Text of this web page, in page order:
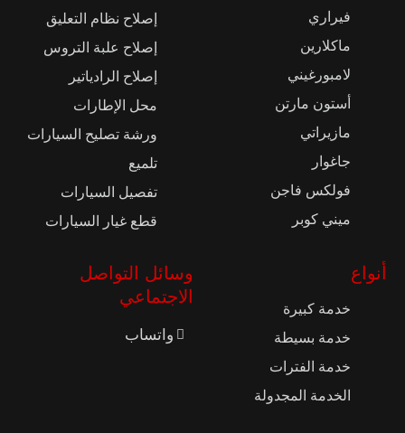
فيراري
ماكلارين
لامبورغيني
أستون مارتن
مازيراتي
جاغوار
فولكس فاجن
ميني كوبر
إصلاح نظام التعليق
إصلاح علبة التروس
إصلاح الرادياتير
محل الإطارات
ورشة تصليح السيارات
تلميع
تفصيل السيارات
قطع غيار السيارات
أنواع
خدمة كبيرة
خدمة بسيطة
خدمة الفترات
الخدمة المجدولة
وسائل التواصل
الاجتماعي
واتساب